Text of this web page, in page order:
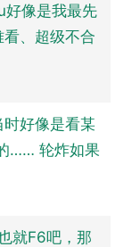
像是我最先
、超级不合
好像是看某
如果
就F6吧，那